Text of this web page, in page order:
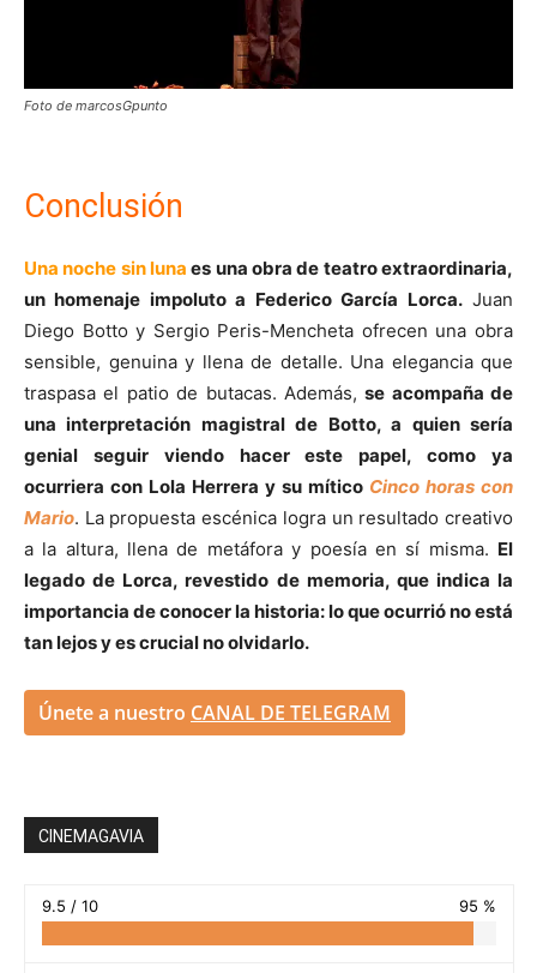
Foto de marcosGpunto
Conclusión
Una noche sin luna es una obra de teatro extraordinaria,
un homenaje impoluto a Federico García Lorca.Juan
Diego Botto y Sergio Peris-Mencheta ofrecen una obra
sensible, genuina y llena de detalle. Una elegancia que
traspasa el patio de butacas. Además,se acompaña de
una interpretación magistral de Botto, a quien sería
genial seguir viendo hacer este papel, como ya
ocurriera con Lola Herrera y su mítico Cinco horas con
Mario. La propuesta escénica logra un resultado creativo
a la altura, llena de metáfora y poesía en sí misma. El
legado de Lorca, revestido de memoria, que indica la
importancia de conocer la historia: lo que ocurrió no está
tan lejos y es crucial no olvidarlo.
Únete a nuestro CANAL DE TELEGRAM
CINEMAGAVIA
9.5 / 10 95 %